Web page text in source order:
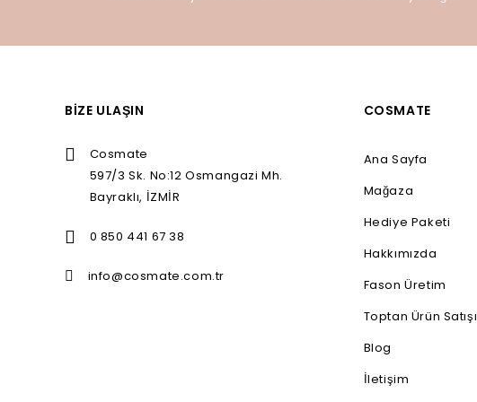
BIZE ULAŞIN
Cosmate
597/3 Sk. No:12 Osmangazi Mh.
Bayraklı, İZMİR
0 850 441 67 38
info@cosmate.com.tr
COSMATE
Ana Sayfa
Mağaza
Hediye Paketi
Hakkımızda
Fason Üretim
Toptan Ürün Satışı
Blog
İletişim